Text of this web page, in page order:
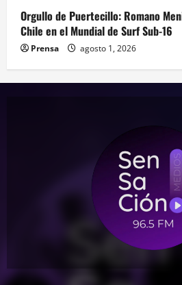
Orgullo de Puertecillo: Romano
Chile en el Mundial de Surf Sub-16
Prensa agosto 1, 2026